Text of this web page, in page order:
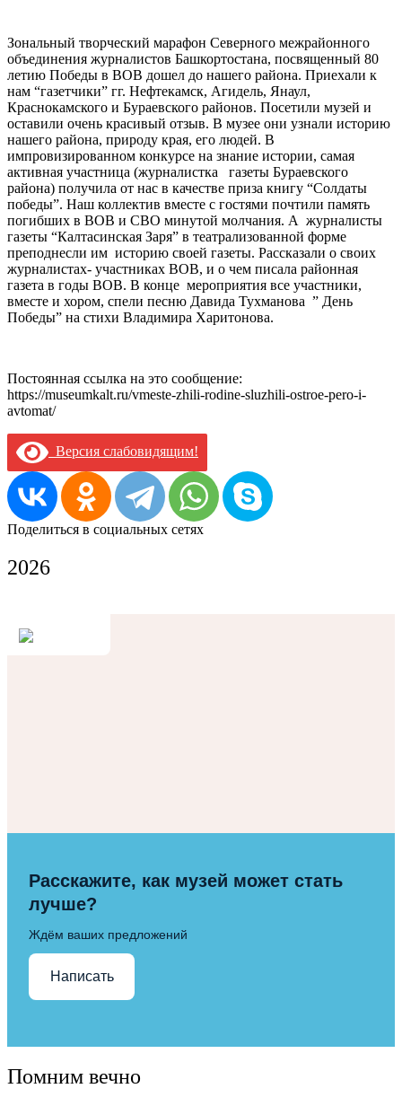
Зональный творческий марафон Северного межрайонного
объединения журналистов Башкортостана, посвященный 80
летию Победы в ВОВ дошел до нашего района. Приехали к
нам “газетчики” гг. Нефтекамск, Агидель, Янаул,
Краснокамского и Бураевского районов. Посетили музей и
оставили очень красивый отзыв. В музее они узнали историю
нашего района, природу края, его людей. В
импровизированном конкурсе на знание истории, самая
активная участница (журналистка газеты Бураевского
района) получила от нас в качестве приза книгу “Солдаты
победы”. Наш коллектив вместе с гостями почтили память
погибших в ВОВ и СВО минутой молчания. А журналисты
газеты “Калтасинская Заря” в театрализованной форме
преподнесли им историю своей газеты. Рассказали о своих
журналистах- участниках ВОВ, и о чем писала районная
газета в годы ВОВ. В конце мероприятия все участники,
вместе и хором, спели песню Давида Тухманова ” День
Победы” на стихи Владимира Харитонова.
Постоянная ссылка на это сообщение:
https://museumkalt.ru/vmeste-zhili-rodine-sluzhili-ostroe-pero-i-
avtomat/
Версия слабовидящим!
Поделиться в социальных сетях
2026
Расскажите, как музей может стать
лучше?
Ждём ваших предложений
Написать
Помним вечно